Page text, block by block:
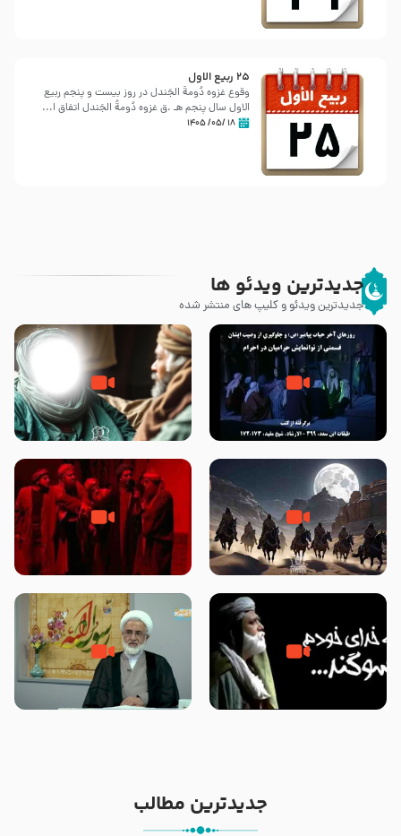
25 ربيع الاول
وقوع غزوه دُومةُ الجَندل در روز بیست و پنجم ربیع
الاول سال پنجم هـ .ق غزوه دُومةُ الجَندل اتفاق ا...
۱۸ /۰۵/ ۱۴۰۵
جدیدترین ویدئو ها
جدیدترین ویدئو و کلیپ های منتشر شده
روزهای آخر حیات پیامبر اکرم صلی
الله علیه و آله – قسمتی از
وصیتی که نوشته نشد (حدیث
قرطاس)
‌‌‌‌‌‌‌داستان ترور نافرجام رسول خدا
صلی الله علیه و آله – شهادت
قسمتی از نوا نمایش بیرق ماندگار
بیان توطئه های منافقین پیش از
خطبه حضرت سلمان سه روز پس از
شهادت پیامبر اکرم صلی الله علیه
مادر داعش – حجت الاسلام جباری
جدیدترین مطالب